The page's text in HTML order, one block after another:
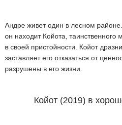
Андре живет один в лесном
он находит Койота, таинственного
в своей пристойности. Койот
заставляет его отказаться от
разрушены в его жизни.
Койот (2019) в